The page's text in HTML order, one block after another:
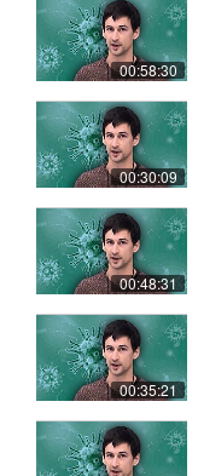
00:58:30
00:30:09
00:48:31
00:35:21